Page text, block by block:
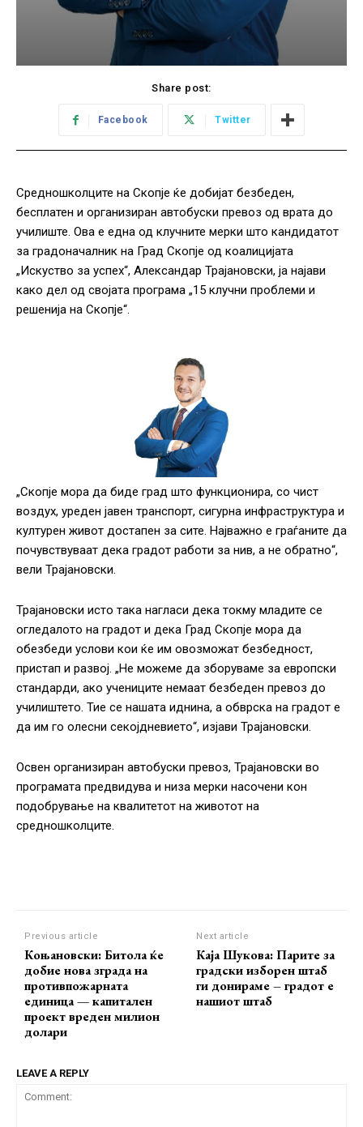
Share post:
Facebook Twitter
Средношколците на Скопје ќе добијат безбеден,
бесплатен и организиран автобуски превоз од врата до
училиште. Ова е една од клучните мерки што кандидатот
за градоначалник на Град Скопје од коалицијата
„Искуство за успех“, Александар Трајановски, ја најави
како дел од својата програма „15 клучни проблеми и
решенија на Скопје“.
„Скопје мора да биде град што функционира, со чист
воздух, уреден јавен транспорт, сигурна инфраструктура и
културен живот достапен за сите. Најважно е граѓаните да
почувствуваат дека градот работи за нив, а не обратно“,
вели Трајановски.
Трајановски исто така нагласи дека токму младите се
огледалото на градот и дека Град Скопје мора да
обезбеди услови кои ќе им овозможат безбедност,
пристап и развој. „Не можеме да зборуваме за европски
стандарди, ако учениците немаат безбеден превоз до
училиштето. Тие се нашата иднина, а обврска на градот е
да им го олесни секојдневието“, изјави Трајановски.
Освен организиран автобуски превоз, Трајановски во
програмата предвидува и низа мерки насочени кон
подобрување на квалитетот на животот на
средношколците.
Previous article
Коњановски: Битола ќе
добие нова зграда на
противпожарната
единица — капитален
проект вреден милион
долари
Next article
Каја Шукова: Парите за
градски изборен штаб
ги донираме – градот е
нашиот штаб
LEAVE A REPLY